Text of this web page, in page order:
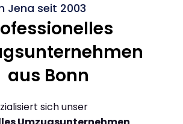
Jena seit 2003
aus Bonn
sich unser